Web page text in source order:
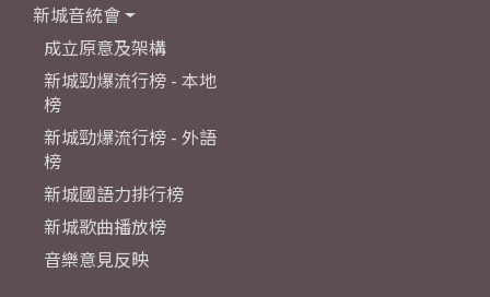
新城音統會
成立原意及架構
新城勁爆流行榜 - 本地
榜
新城勁爆流行榜 - 外語
榜
新城國語力排行榜
新城歌曲播放榜
音樂意見反映